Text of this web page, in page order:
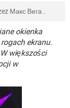
Макс Вега .
okienka
ekranu.
większości
w